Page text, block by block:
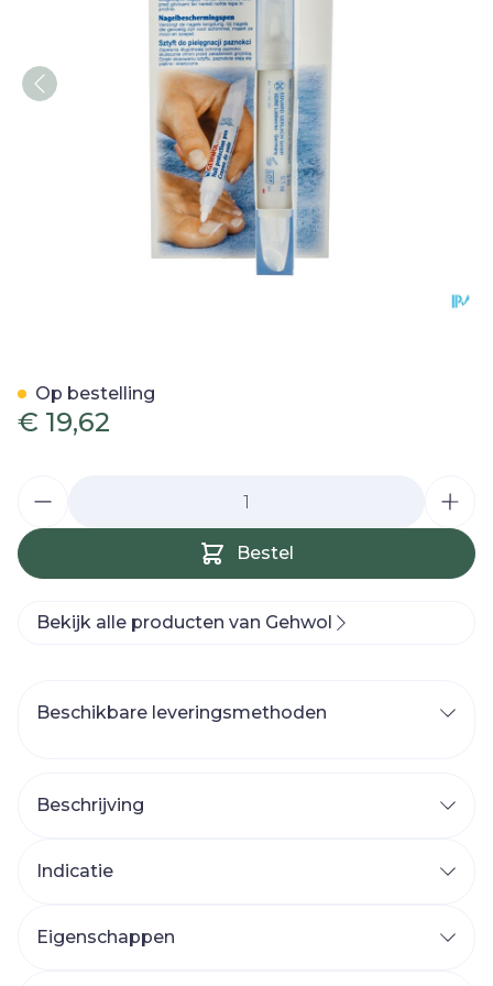
€ 19,62
Bestel
Op bestelling
Bekijk alle producten van Gehwol
Beschikbare leveringsmethoden
Beschrijving
Indicatie
Eigenschappen